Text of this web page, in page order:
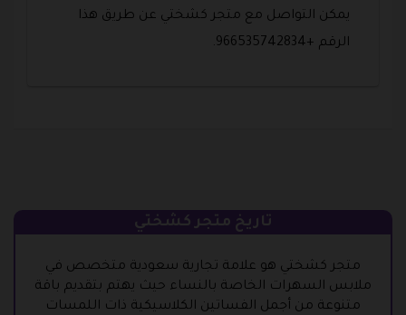
يمكن التواصل مع متجر كشختي عن طريق هذا
الرقم +966535742834.
تاريخ متجر كشختي
متجر كشختي هو علامة تجارية سعودية متخصص في
ملابس السهرات الخاصة بالنساء حيث يهتم بتقديم باقة
متنوعة من أجمل الفساتين الكلاسيكية ذات اللمسات